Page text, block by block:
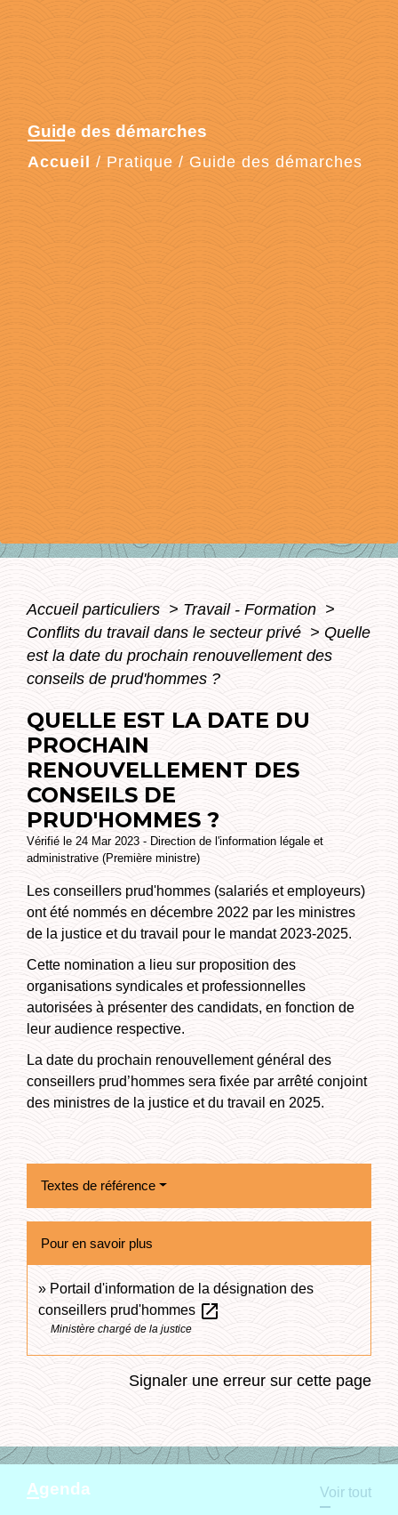
Guide des démarches
Accueil / Pratique / Guide des démarches
Accueil particuliers > Travail - Formation >
Conflits du travail dans le secteur privé > Quelle
est la date du prochain renouvellement des
conseils de prud'hommes ?
QUELLE EST LA DATE DU
PROCHAIN
RENOUVELLEMENT DES
CONSEILS DE
PRUD'HOMMES ?
Vérifié le 24 Mar 2023 - Direction de l'information légale et
administrative (Première ministre)
Les conseillers prud'hommes (salariés et employeurs)
ont été nommés en décembre 2022 par les ministres
de la justice et du travail pour le mandat 2023-2025.
Cette nomination a lieu sur proposition des
organisations syndicales et professionnelles
autorisées à présenter des candidats, en fonction de
leur audience respective.
La date du prochain renouvellement général des
conseillers prud’hommes sera fixée par arrêté conjoint
des ministres de la justice et du travail en 2025.
Textes de référence
Pour en savoir plus
Portail d'information de la désignation des
conseillers prud'hommes open_in_new
Ministère chargé de la justice
Signaler une erreur sur cette page
Agenda Voir tout